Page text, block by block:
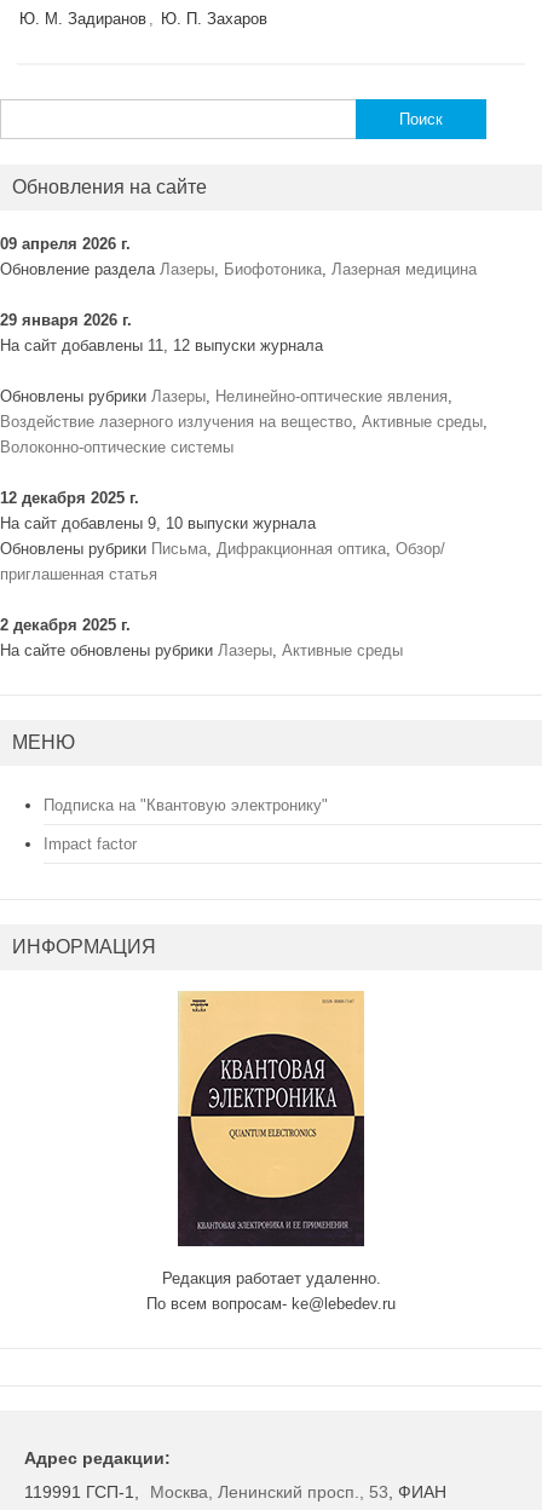
Ю. М. Задиранов , Ю. П. Захаров
Обновления на сайте
09 апреля 2026 г.
Обновление раздела Лазеры, Биофотоника, Лазерная медицина
29 января 2026 г.
На сайт добавлены 11, 12 выпуски журнала
Обновлены рубрики Лазеры, Нелинейно-оптические явления,
Воздействие лазерного излучения на вещество, Активные среды,
Волоконно-оптические системы
12 декабря 2025 г.
На сайт добавлены 9, 10 выпуски журнала
Обновлены рубрики Письма, Дифракционная оптика, Обзор/
приглашенная статья
2 декабря 2025 г.
На сайте обновлены рубрики Лазеры, Активные среды
МЕНЮ
Подписка на "Квантовую электронику"
Impact factor
ИНФОРМАЦИЯ
Редакция работает удаленно.
По всем вопросам- ke@lebedev.ru
Адрес редакции:
119991 ГСП-1,
Москва, Ленинский просп., 53 , ФИАН